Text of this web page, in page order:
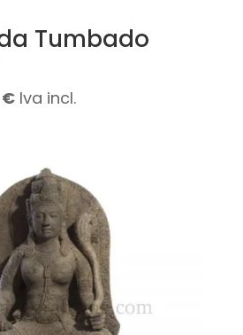
Tumbado
€.
€El
es:
134,50 €.
Iva incl.